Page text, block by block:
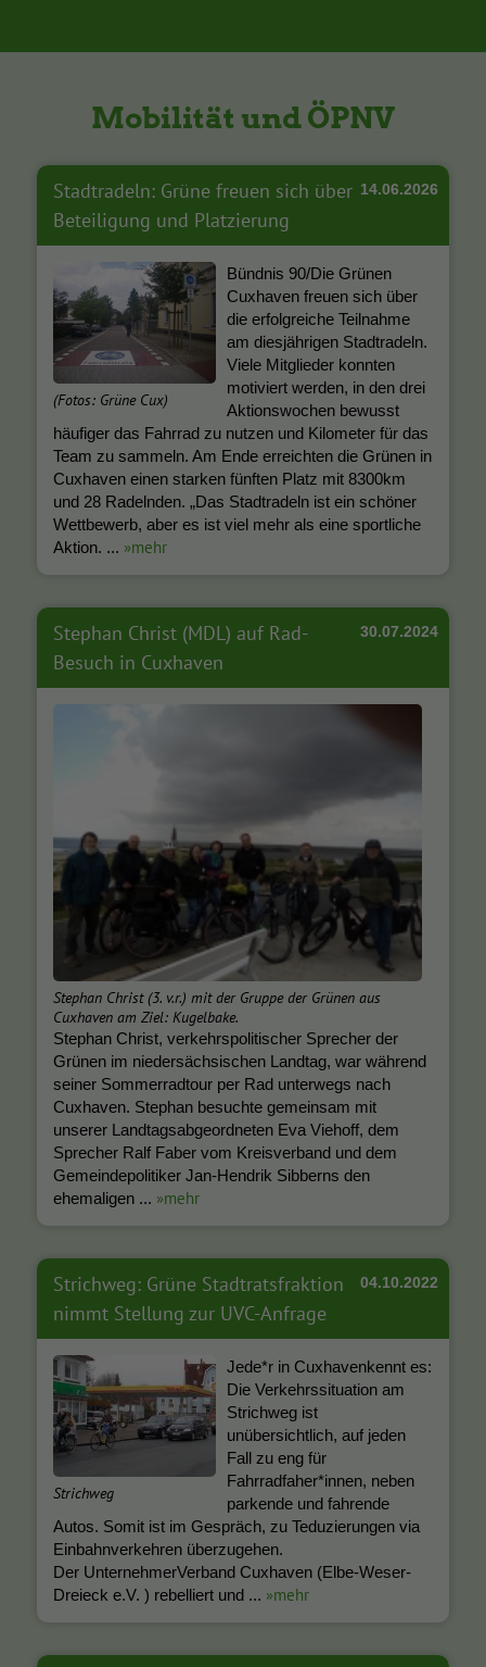
Mobilität und ÖPNV
14.06.2026
Stadtradeln: Grüne freuen sich über
Beteiligung und Platzierung
(Fotos: Grüne Cux)
Bündnis 90/Die Grünen
Cuxhaven freuen sich über
die erfolgreiche Teilnahme
am diesjährigen Stadtradeln.
Viele Mitglieder konnten
motiviert werden, in den drei
Aktionswochen bewusst
häufiger das Fahrrad zu nutzen und Kilometer für das
Team zu sammeln. Am Ende erreichten die Grünen in
Cuxhaven einen starken fünften Platz mit 8300km
und 28 Radelnden. „Das Stadtradeln ist ein schöner
Wettbewerb, aber es ist viel mehr als eine sportliche
Aktion. ... »mehr
30.07.2024
Stephan Christ (MDL) auf Rad-
Besuch in Cuxhaven
Stephan Christ (3. v.r.) mit der Gruppe der Grünen aus
Cuxhaven am Ziel: Kugelbake.
Stephan Christ, verkehrspolitischer Sprecher der
Grünen im niedersächsischen Landtag, war während
seiner Sommerradtour per Rad unterwegs nach
Cuxhaven. Stephan besuchte gemeinsam mit
unserer Landtagsabgeordneten Eva Viehoff, dem
Sprecher Ralf Faber vom Kreisverband und dem
Gemeindepolitiker Jan-Hendrik Sibberns den
ehemaligen ... »mehr
04.10.2022
Strichweg: Grüne Stadtratsfraktion
nimmt Stellung zur UVC-Anfrage
Strichweg
Jede*r in Cuxhavenkennt es:
Die Verkehrssituation am
Strichweg ist
unübersichtlich, auf jeden
Fall zu eng für
Fahrradfaher*innen, neben
parkende und fahrende
Autos. Somit ist im Gespräch, zu Teduzierungen via
Einbahnverkehren überzugehen.
Der UnternehmerVerband Cuxhaven (Elbe-Weser-
Dreieck e.V. ) rebelliert und ... »mehr